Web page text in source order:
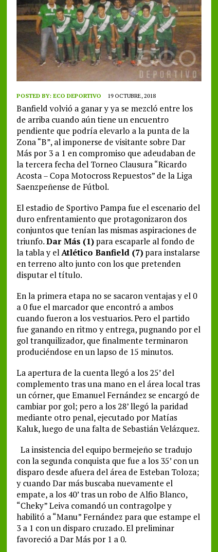
POSTED BY: ECO DEPORTIVO 19 OCTUBRE, 2018
Banfield volvió a ganar y ya se mezcló entre los
de arriba cuando aún tiene un encuentro
pendiente que podría elevarlo a la punta de la
Zona “B”, al imponerse de visitante sobre Dar
Más por 3 a 1 en compromiso que adeudaban de
la tercera fecha del Torneo Clausura “Ricardo
Acosta – Copa Motocross Repuestos” de la Liga
Saenzpeñense de Fútbol.
El estadio de Sportivo Pampa fue el escenario del
duro enfrentamiento que protagonizaron dos
conjuntos que tenían las mismas aspiraciones de
triunfo.Dar Más (1)para escaparle al fondo de
la tabla y elAtlético Banfield (7)para instalarse
en terreno alto junto con los que pretenden
disputar el título.
En la primera etapa no se sacaron ventajas y el 0
a 0 fue el marcador que encontró a ambos
cuando fueron a los vestuarios. Pero el partido
fue ganando en ritmo y entrega, pugnando por el
gol tranquilizador, que finalmente terminaron
produciéndose en un lapso de 15 minutos.
La apertura de la cuenta llegó a los 25’ del
complemento tras una mano en el área local tras
un córner, que Emanuel Fernández se encargó de
cambiar por gol; pero a los 28’ llegó la paridad
mediante otro penal, ejecutado por Matías
Kaluk, luego de una falta de Sebastián Velázquez.
La insistencia del equipo bermejeño se tradujo
con la segunda conquista que fue a los 35’ con un
disparo desde afuera del área de Esteban Toloza;
y cuando Dar más buscaba nuevamente el
empate, a los 40’ tras un robo de Alfio Blanco,
“Cheky” Leiva comandó un contragolpe y
habilitó a “Manu” Fernández para que estampe el
3 a 1 con un disparo cruzado. El preliminar
favoreció a Dar Más por 1 a 0.